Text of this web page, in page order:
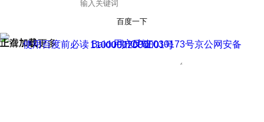
百度一下
正在加载
上滑加载更多 用户反馈
使用百度前必读 Baidu 京ICP证030173号
京公网安备11000002000001号